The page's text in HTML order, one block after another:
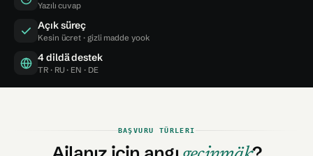
Yazılı cuvap
Açık süreç
Kesin ücret · gizli madde yook
4 dildä destek
TR · RU · EN · DE
BAŞVURU TÜRLERI